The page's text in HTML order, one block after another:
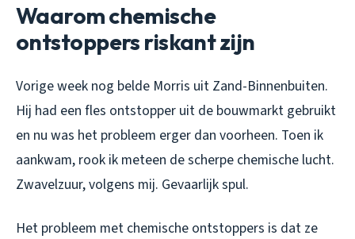
Waarom chemische
ontstoppers riskant zijn
Vorige week nog belde Morris uit Zand-Binnenbuiten.
Hij had een fles ontstopper uit de bouwmarkt gebruikt
en nu was het probleem erger dan voorheen. Toen ik
aankwam, rook ik meteen de scherpe chemische lucht.
Zwavelzuur, volgens mij. Gevaarlijk spul.
Het probleem met chemische ontstoppers is dat ze